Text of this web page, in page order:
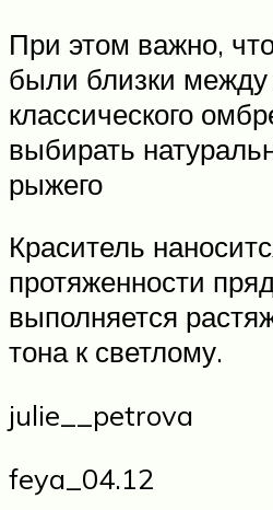
При этом важно,
были близки
классического
выбирать
рыжего
Краситель
протяженности
выполняется
тона к светлому.
julie__petrova
feya_04.12